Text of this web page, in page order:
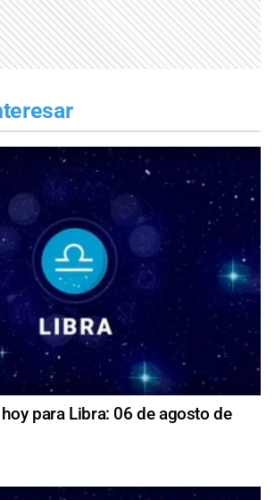
para Libra: 06 de agosto de